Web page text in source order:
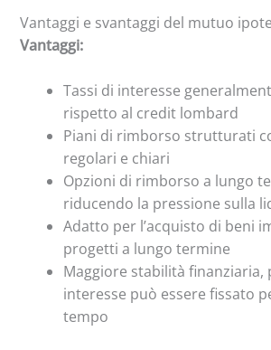
Vantaggi e svantaggi del mutuo
Vantaggi:
Tassi di interesse
rispetto al credit lombard
Piani di rimborso strutturati
regolari e chiari
Opzioni di rimborso a lungo
riducendo la pressione sulla
Adatto per l’acquisto di beni
progetti a lungo termine
Maggiore stabilità finanziaria,
interesse può essere fissato
tempo